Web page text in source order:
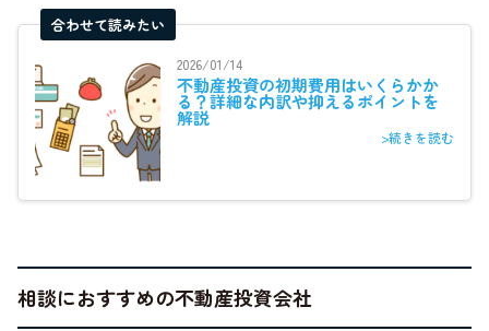
合わせて読みたい
2026/01/14
不動産投資の初期費用はいくらかか
る？詳細な内訳や抑えるポイントを
解説
>続きを読む
相談におすすめの不動産投資会社